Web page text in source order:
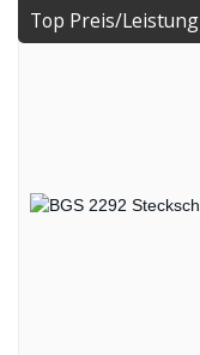
Top Preis/Leistung